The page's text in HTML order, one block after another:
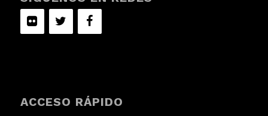
ACCESO RÁPIDO